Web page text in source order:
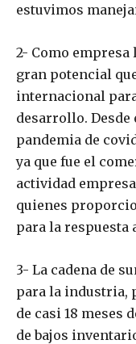
estuvimos
2- Como
gran potencial
internacional
desarrollo. Desde
pandemia de
ya que fue el
actividad
quienes
para la respuesta
3- La cadena de
para la industria,
de casi 18 meses
de bajos